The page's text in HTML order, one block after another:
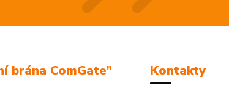
brána ComGate” Kontakty